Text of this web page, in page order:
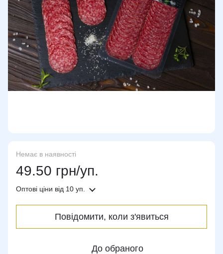
Немає в наявності
49.50 грн/уп.
Оптові ціни від 10 уп.
Повідомити, коли з'явиться
До обраного